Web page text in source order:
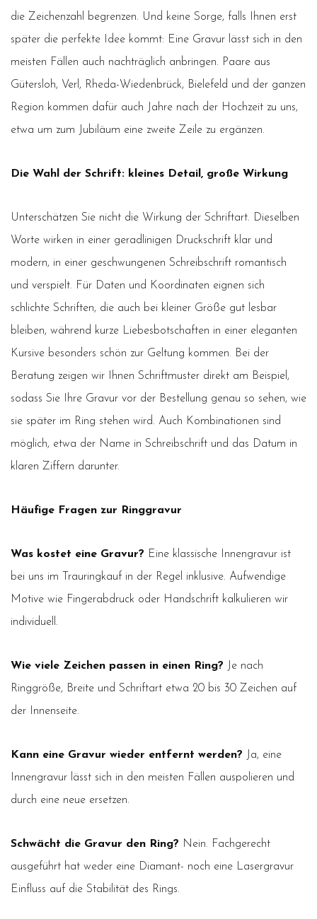
die Zeichenzahl begrenzen. Und keine Sorge, falls Ihnen erst
später die perfekte Idee kommt: Eine Gravur lässt sich in den
meisten Fällen auch nachträglich anbringen. Paare aus
Gütersloh, Verl, Rheda-Wiedenbrück, Bielefeld und der ganzen
Region kommen dafür auch Jahre nach der Hochzeit zu uns,
etwa um zum Jubiläum eine zweite Zeile zu ergänzen.
Die Wahl der Schrift: kleines Detail, große Wirkung
Unterschätzen Sie nicht die Wirkung der Schriftart. Dieselben
Worte wirken in einer geradlinigen Druckschrift klar und
modern, in einer geschwungenen Schreibschrift romantisch
und verspielt. Für Daten und Koordinaten eignen sich
schlichte Schriften, die auch bei kleiner Größe gut lesbar
bleiben, während kurze Liebesbotschaften in einer eleganten
Kursive besonders schön zur Geltung kommen. Bei der
Beratung zeigen wir Ihnen Schriftmuster direkt am Beispiel,
sodass Sie Ihre Gravur vor der Bestellung genau so sehen, wie
sie später im Ring stehen wird. Auch Kombinationen sind
möglich, etwa der Name in Schreibschrift und das Datum in
klaren Ziffern darunter.
Häufige Fragen zur Ringgravur
Was kostet eine Gravur? Eine klassische Innengravur ist
bei uns im Trauringkauf in der Regel inklusive. Aufwendige
Motive wie Fingerabdruck oder Handschrift kalkulieren wir
individuell.
Wie viele Zeichen passen in einen Ring? Je nach
Ringgröße, Breite und Schriftart etwa 20 bis 30 Zeichen auf
der Innenseite.
Kann eine Gravur wieder entfernt werden? Ja, eine
Innengravur lässt sich in den meisten Fällen auspolieren und
durch eine neue ersetzen.
Schwächt die Gravur den Ring? Nein. Fachgerecht
ausgeführt hat weder eine Diamant- noch eine Lasergravur
Einfluss auf die Stabilität des Rings.